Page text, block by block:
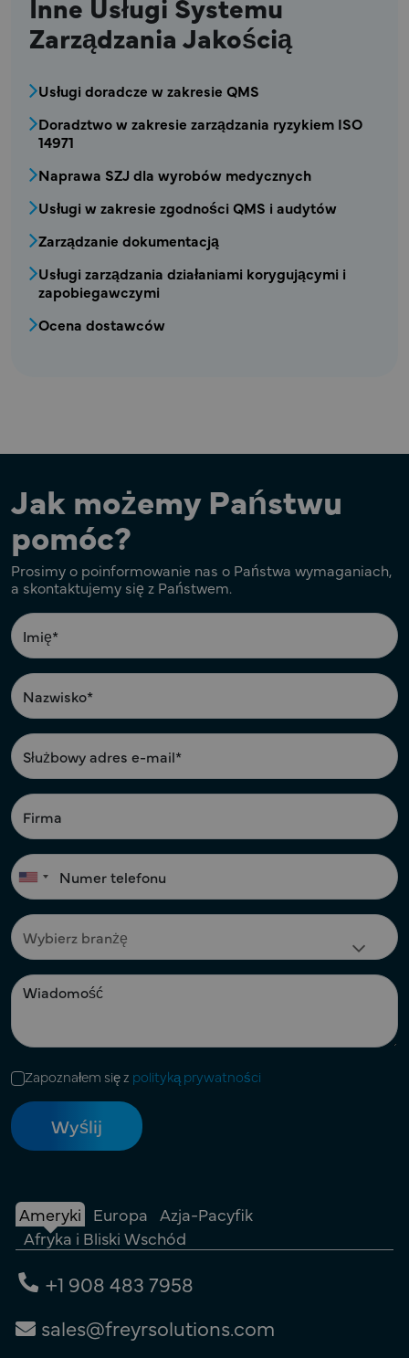
Zarządzania Jakością
MDV - Blok menu usług systemu
Usługi doradcze w zakresie QMS
Doradztwo w zakresie zarządzania ryzykiem ISO
14971
Naprawa SZJ dla wyrobów medycznych
Usługi w zakresie zgodności QMS i audytów
Zarządzanie dokumentacją
Usługi zarządzania działaniami korygującymi i
zapobiegawczymi
Ocena dostawców
Jak możemy Państwu
pomóc?
Prosimy o poinformowanie nas o Państwa wymaganiach,
a skontaktujemy się z Państwem.
Zapoznałem się z polityką prywatności
Ameryki Europa Azja-Pacyfik
Afryka i Bliski Wschód
+1 908 483 7958
sales@freyrsolutions.com